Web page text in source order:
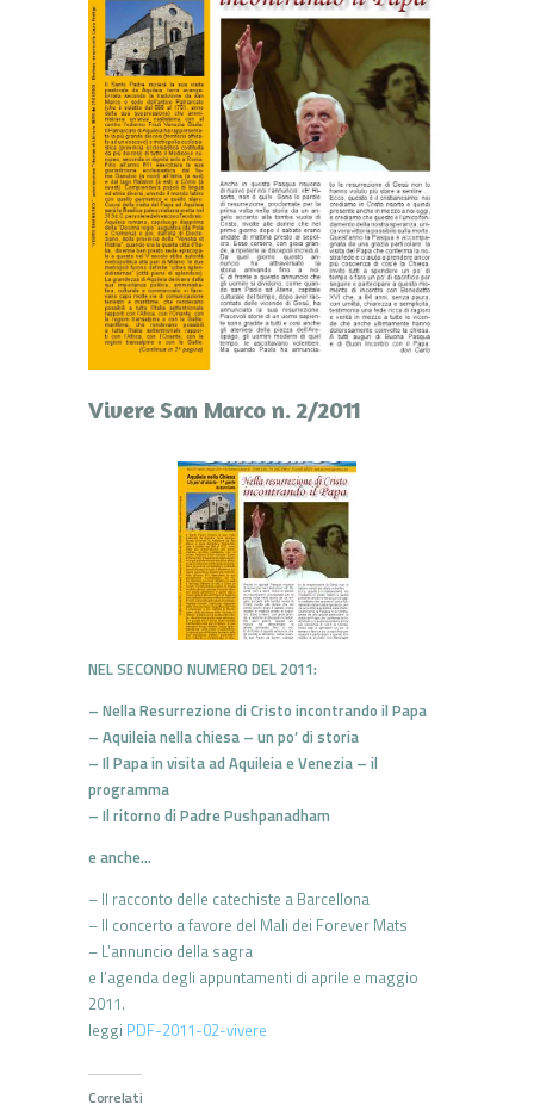
Vivere San Marco n. 2/2011
NEL SECONDO NUMERO DEL 2011:
– Nella Resurrezione di Cristo incontrando il Papa
– Aquileia nella chiesa – un po’ di storia
– Il Papa in visita ad Aquileia e Venezia – il
programma
– Il ritorno di Padre Pushpanadham
e anche…
– Il racconto delle catechiste a Barcellona
– Il concerto a favore del Mali dei Forever Mats
– L’annuncio della sagra
e l’agenda degli appuntamenti di aprile e maggio
2011.
leggi PDF-2011-02-vivere
Correlati